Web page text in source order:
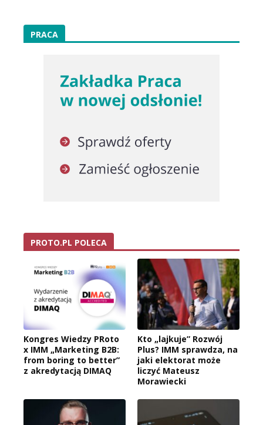
PRACA
PROTO.PL POLECA
Kongres Wiedzy PRoto
x IMM „Marketing B2B:
from boring to better”
z akredytacją DIMAQ
Kto „lajkuje” Rozwój
Plus? IMM sprawdza, na
jaki elektorat może
liczyć Mateusz
Morawiecki